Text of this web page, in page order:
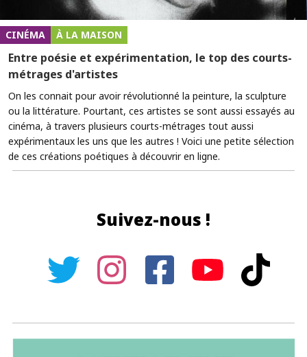
CINÉMA À LA MAISON
Entre poésie et expérimentation, le top des courts-
métrages d'artistes
On les connait pour avoir révolutionné la peinture, la sculpture
ou la littérature. Pourtant, ces artistes se sont aussi essayés au
cinéma, à travers plusieurs courts-métrages tout aussi
expérimentaux les uns que les autres ! Voici une petite sélection
de ces créations poétiques à découvrir en ligne.
Suivez-nous !